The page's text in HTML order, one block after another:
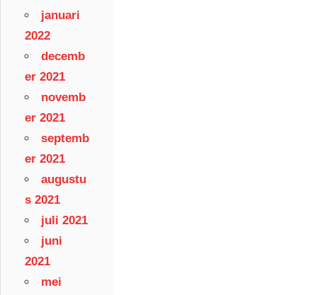
januari
2022
decemb
er 2021
novemb
er 2021
septemb
er 2021
augustu
s 2021
juli 2021
juni
2021
mei